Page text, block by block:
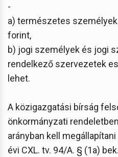
-
a) természetes
forint,
b) jogi személyek és jogi
rendelkező szervezetek
lehet.
A közigazgatási bírság
önkormányzati
arányban kell
évi CXL. tv. 94/A. § (1a)